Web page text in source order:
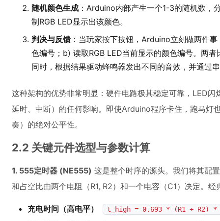
随机颜色生成 ：Arduino内部产生一个1-3的随机数，
制RGB LED显示出该颜色。
判决与反馈 ：当玩家按下按钮，Arduino立刻做两件
色编号；b) 读取RGB LED当前显示的颜色编号。两
同时，根据结果驱动蜂鸣器发出不同的音效，并通过
这种架构的优势非常明显：硬件电路极其稳定可靠，LED
延时、中断）的任何影响。即使Arduino程序卡住，跑马灯
奏）的绝对公平性。
2.2 关键元件选型与参数计算
1. 555定时器 (NE555) 这是整个时序的源头。我们将其配
和占空比由两个电阻（R1, R2）和一个电容（C1）决定。
充电时间（高电平） t_high = 0.693 * (R1 + R2) *